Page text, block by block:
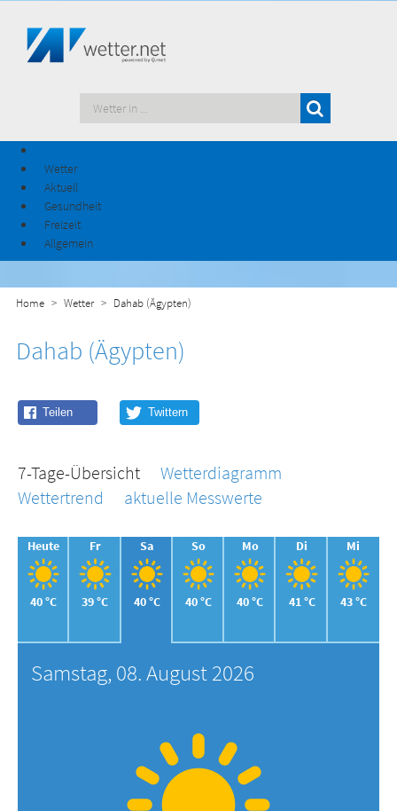
Wetter
Aktuell
Gesundheit
Freizeit
Allgemein
Home Wetter Dahab (Ägypten)
Dahab (Ägypten)
7-Tage-Übersicht
Wetterdiagramm
Wettertrend
aktuelle Messwerte
Heute
40 °C
Fr
39 °C
Sa
40 °C
So
40 °C
Mo
40 °C
Di
41 °C
Mi
43 °C
Samstag, 08. August 2026